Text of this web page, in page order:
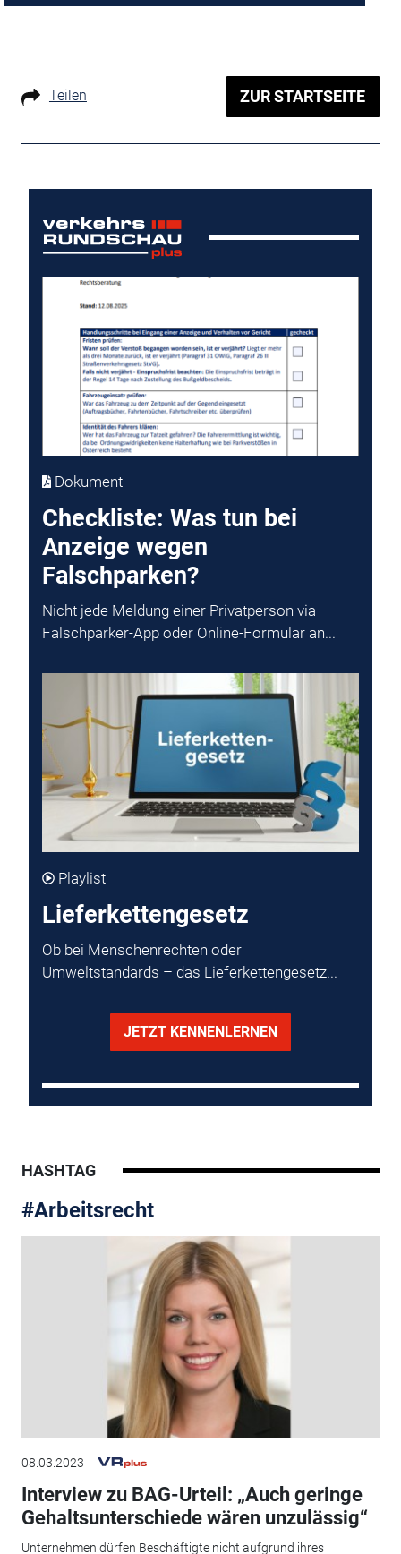
Teilen ZUR STARTSEITE
Dokument
Checkliste: Was tun bei
Anzeige wegen
Falschparken?
Nicht jede Meldung einer Privatperson via
Falschparker-App oder Online-Formular an...
Playlist
Lieferkettengesetz
Ob bei Menschenrechten oder
Umweltstandards – das Lieferkettengesetz...
JETZT KENNENLERNEN
HASHTAG
#Arbeitsrecht
08.03.2023
Interview zu BAG-Urteil: „Auch geringe
Gehaltsunterschiede wären unzulässig“
Unternehmen dürfen Beschäftigte nicht aufgrund ihres